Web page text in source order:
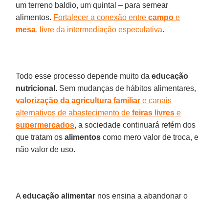
um terreno baldio, um quintal – para semear
alimentos. Fortalecer a conexão entrecampo e
mesa, livre da intermediação especulativa.
Todo esse processo depende muito daeducação
nutricional . Sem mudanças de hábitos alimentares,
valorização da agricultura familiar e canais
alternativos de abastecimento defeiras livres e
supermercados, a sociedade continuará refém dos
que tratam osalimentos como mero valor de troca, e
não valor de uso.
Aeducação alimentar nos ensina a abandonar o